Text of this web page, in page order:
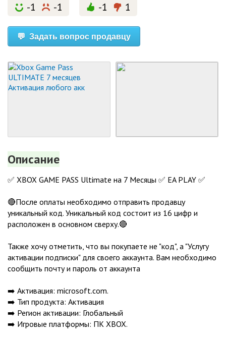
-1 -1 -1 1
💬 Задать вопрос продавцу
Описание
✅ XBOX GAME PASS Ultimate на 7 Месяцы ✅ EA PLAY ✅
🔴После оплаты необходимо отправить продавцу
уникальный код. Уникальный код состоит из 16 цифр и
расположен в основном сверху.🔴
Также хочу отметить, что вы покупаете не "код", а "Услугу
активации подписки" для своего аккаунта. Вам необходимо
сообщить почту и пароль от аккаунта
➡️ Активация: microsoft.com.
➡️ Тип продукта: Активация
➡️ Регион активации: Глобальный
➡️ Игровые платформы: ПК XBOX.